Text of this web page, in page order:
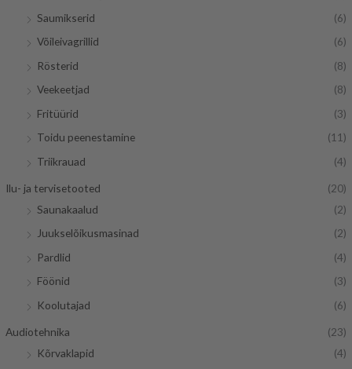
Saumikserid
(6)
Võileivagrillid
(6)
Rösterid
(8)
Veekeetjad
(8)
Fritüürid
(3)
Toidu peenestamine
(11)
Triikrauad
(4)
Ilu- ja tervisetooted
(20)
Saunakaalud
(2)
Juukselõikusmasinad
(2)
Pardlid
(4)
Föönid
(3)
Koolutajad
(6)
Audiotehnika
(23)
Kõrvaklapid
(4)